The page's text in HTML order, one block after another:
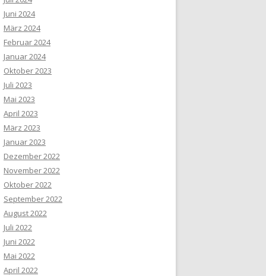
Juni 2024
März 2024
Februar 2024
Januar 2024
Oktober 2023
Juli 2023
Mai 2023
April 2023
März 2023
Januar 2023
Dezember 2022
November 2022
Oktober 2022
September 2022
August 2022
Juli 2022
Juni 2022
Mai 2022
April 2022